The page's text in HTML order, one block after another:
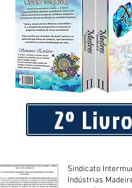
2º
Sindicato
Indústrias